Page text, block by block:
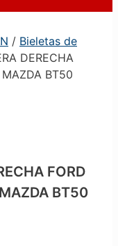
/ Bieletas de
DERECHA
BT50
FORD
BT50